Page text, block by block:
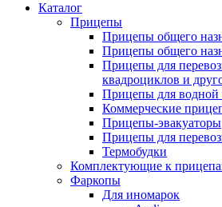
Каталог
Прицепы
Прицепы общего
Прицепы общего
Прицепы для
квадроциклов и
Прицепы для водной
Коммерческие
Прицепы-эвакуаторы
Прицепы для
Термобудки
Комплектующие к
Фаркопы
Для иномарок